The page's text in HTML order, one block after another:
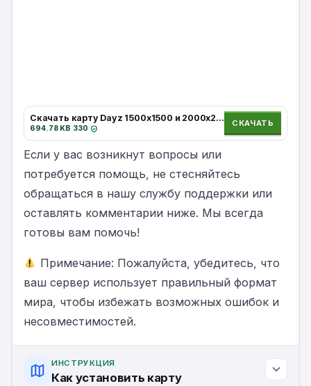
Скачать карту Dayz 1500x1500 и 2000x2000
694.78 KB·330·
СКАЧАТЬ
Если у вас возникнут вопросы или
потребуется помощь, не стесняйтесь
обращаться в нашу службу поддержки или
оставлять комментарии ниже. Мы всегда
готовы вам помочь!
Примечание: Пожалуйста, убедитесь, что
ваш сервер использует правильный формат
мира, чтобы избежать возможных ошибок и
несовместимостей.
ИНСТРУКЦИЯ
Как установить карту